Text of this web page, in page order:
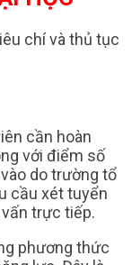
chí và thủ tục
cần hoàn
với điểm số
do trường tổ
cầu xét tuyển
trực tiếp.
phương thức